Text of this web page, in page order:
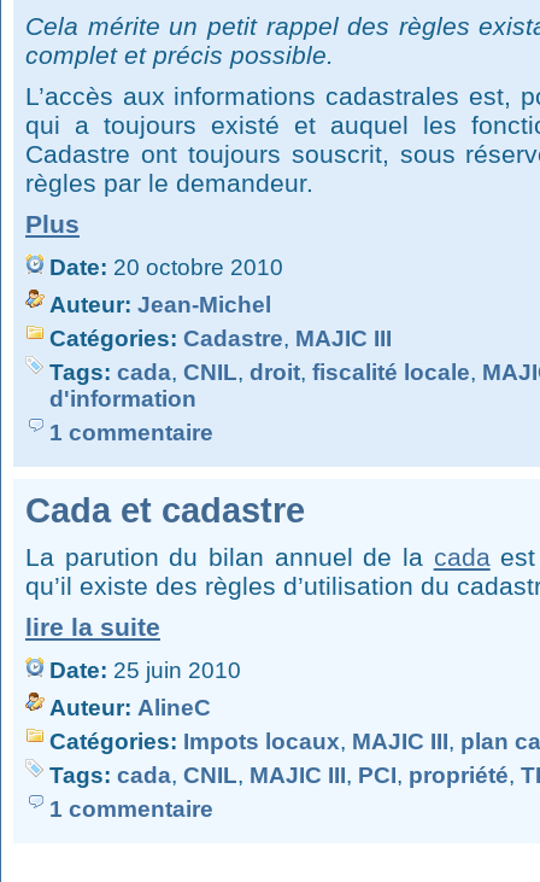
Cela mérite un petit rappel des règles
complet et précis possible.
L’accès aux informations cadastrales
qui a toujours existé et auquel les
Cadastre ont toujours souscrit, sous
règles par le demandeur.
Plus
Date: 20 octobre 2010
Auteur: Jean-Michel
Catégories: Cadastre, MAJIC III
Tags: cada, CNIL, droit, fiscalité locale,
d'information
1 commentaire
Cada et cadastre
La parution du bilan annuel de la cadaest
qu’il existe des règles d’utilisation du
lire la suite
Date: 25 juin 2010
Auteur: AlineC
Catégories: Impots locaux, MAJIC III, plan
Tags: cada, CNIL, MAJIC III, PCI, propriété,
1 commentaire